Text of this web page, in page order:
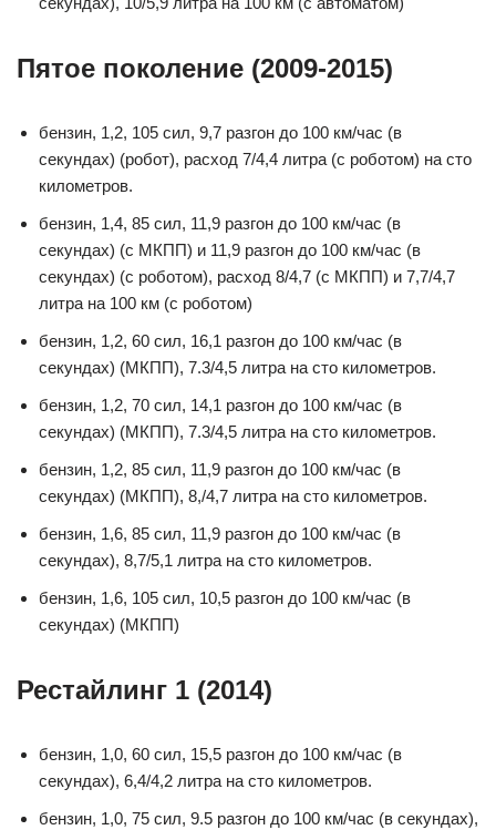
Пятое поколение (2009-2015)
бензин, 1,2, 105 сил, 9,7 разгон до 100 км/час (в
секундах) (робот), расход 7/4,4 литра (с роботом) на сто
километров.
бензин, 1,4, 85 сил, 11,9 разгон до 100 км/час (в
секундах) (с МКПП) и 11,9 разгон до 100 км/час (в
секундах) (с роботом), расход 8/4,7 (с МКПП) и 7,7/4,7
литра на 100 км (с роботом)
бензин, 1,2, 60 сил, 16,1 разгон до 100 км/час (в
секундах) (МКПП), 7.3/4,5 литра на сто километров.
бензин, 1,2, 70 сил, 14,1 разгон до 100 км/час (в
секундах) (МКПП), 7.3/4,5 литра на сто километров.
бензин, 1,2, 85 сил, 11,9 разгон до 100 км/час (в
секундах) (МКПП), 8,/4,7 литра на сто километров.
бензин, 1,6, 85 сил, 11,9 разгон до 100 км/час (в
секундах), 8,7/5,1 литра на сто километров.
бензин, 1,6, 105 сил, 10,5 разгон до 100 км/час (в
секундах) (МКПП)
Рестайлинг 1 (2014)
бензин, 1,0, 60 сил, 15,5 разгон до 100 км/час (в
секундах), 6,4/4,2 литра на сто километров.
бензин, 1,0, 75 сил, 9.5 разгон до 100 км/час (в секундах),